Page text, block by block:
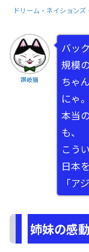
ドリーム・ネイションズ
讃岐猫
バッ
規模
ちゃ
にゃ。
本当
も、
こう
日本
「ア
姉妹の感